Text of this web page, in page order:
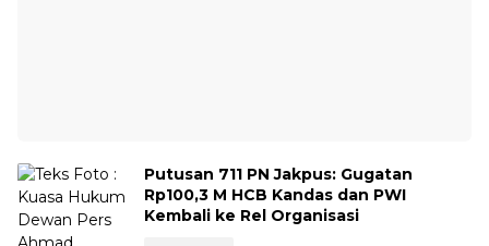
Putusan 711 PN Jakpus: Gugatan
Rp100,3 M HCB Kandas dan PWI
Kembali ke Rel Organisasi